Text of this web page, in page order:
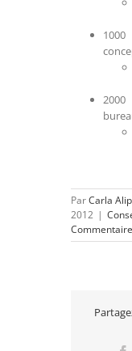
ParCarla
2012 |
Commentaire